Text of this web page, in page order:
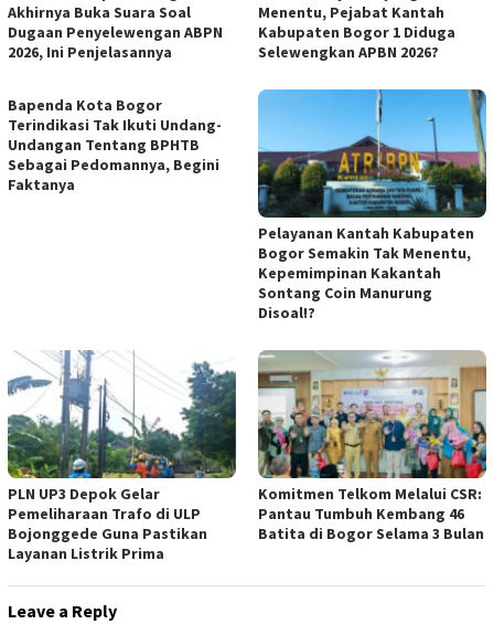
Akhirnya Buka Suara Soal
Dugaan Penyelewengan ABPN
2026, Ini Penjelasannya
Menentu, Pejabat Kantah
Kabupaten Bogor 1 Diduga
Selewengkan APBN 2026?
Bapenda Kota Bogor
Terindikasi Tak Ikuti Undang-
Undangan Tentang BPHTB
Sebagai Pedomannya, Begini
Faktanya
Pelayanan Kantah Kabupaten
Bogor Semakin Tak Menentu,
Kepemimpinan Kakantah
Sontang Coin Manurung
Disoal!?
PLN UP3 Depok Gelar
Pemeliharaan Trafo di ULP
Bojonggede Guna Pastikan
Layanan Listrik Prima
Komitmen Telkom Melalui CSR:
Pantau Tumbuh Kembang 46
Batita di Bogor Selama 3 Bulan
Leave a Reply